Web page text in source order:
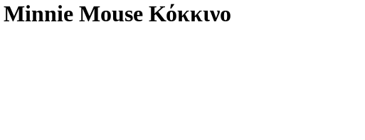
Mouse Κόκκινο